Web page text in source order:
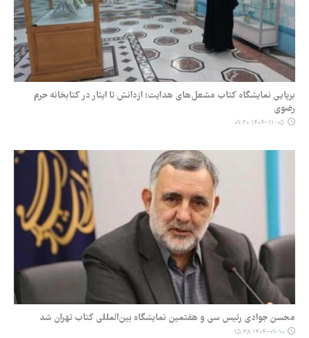
برپایی نمایشگاه کتاب مشعل‌های هدایت؛ ازدانش تا ایثار در کتابخانه حرم
رضوی
۱۴۰۴-۱۱-۰۵ ۰۹:۳۰
محسن جوادی رئیس سی و هفتمین نمایشگاه بین‌المللی کتاب تهران شد
۱۴۰۴-۰۹-۱۰ ۱۵:۳۸